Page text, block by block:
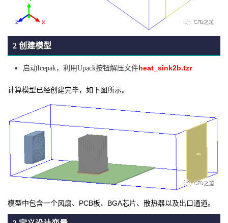
2 创建模型
启动Icepak，利用Upack按钮解压文件heat_sink2b.tzr
计算模型已经创建完毕，如下图所示。
模型中包含一个风扇、PCB板、BGA芯片、散热器以及出口通道。